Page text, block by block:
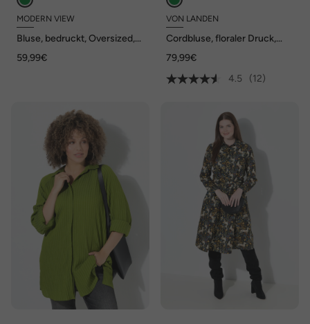
MODERN VIEW
Bluse, bedruckt, Oversized,
59,99€
VON LANDEN
Cordbluse, floraler Druck,
79,99€
4.5
(12)